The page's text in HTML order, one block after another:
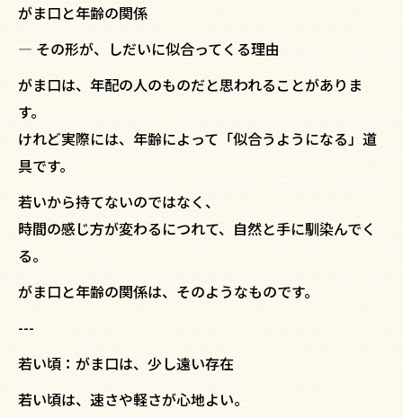
がま口と年齢の関係
― その形が、しだいに似合ってくる理由
がま口は、年配の人のものだと思われることがありま
す。
けれど実際には、年齢によって「似合うようになる」道
具です。
若いから持てないのではなく、
時間の感じ方が変わるにつれて、自然と手に馴染んでく
る。
がま口と年齢の関係は、そのようなものです。
---
若い頃：がま口は、少し遠い存在
若い頃は、速さや軽さが心地よい。